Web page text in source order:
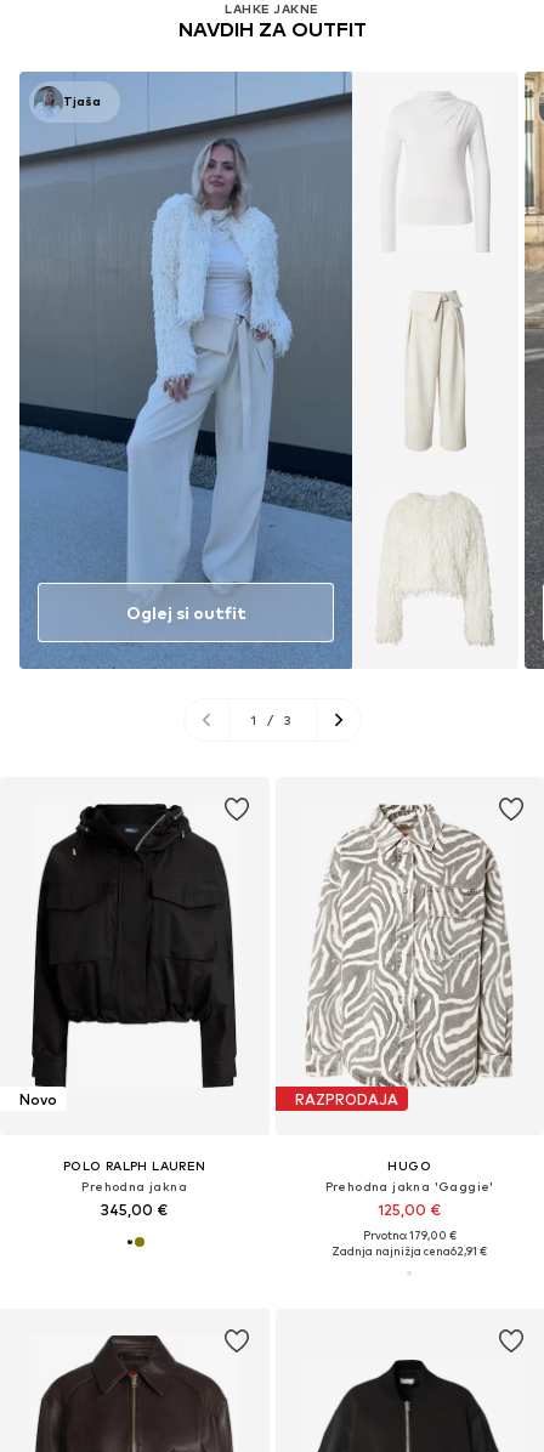
LAHKE JAKNE
NAVDIH ZA OUTFIT
Tjaša
Oglej si outfit
1 / 3
Novo
POLO RALPH LAUREN
Prehodna jakna
345,00 €
RAZPRODAJA
HUGO
Prehodna jakna 'Gaggie'
125,00 €
Prvotno: 179,00 €
Zadnja najnižja cena62,91 €